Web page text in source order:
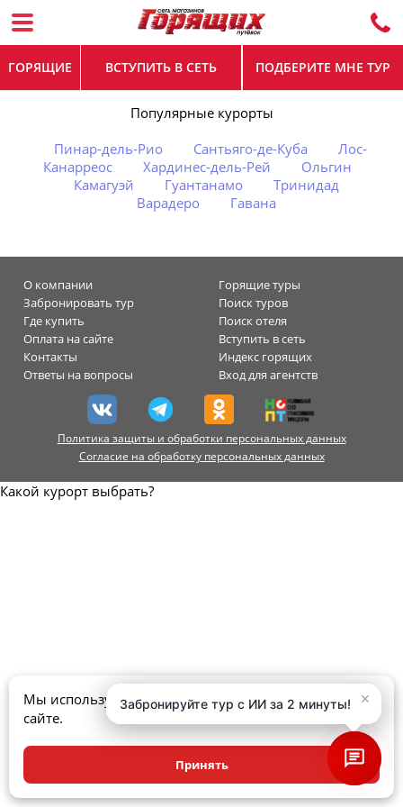
ГОРЯЩИЕ ВСТУПИТЬ В СЕТЬ ПОДБЕРИТЕ МНЕ ТУР
Популярные курорты
Пинар-дель-Рио
Сантьяго-де-Куба
Лос-
Канарреос
Хардинес-дель-Рей
Ольгин
Камагуэй
Гуантанамо
Тринидад
Варадеро
Гавана
О компании
Горящие туры
Забронировать тур
Поиск туров
Где купить
Поиск отеля
Оплата на сайте
Вступить в сеть
Контакты
Индекс горящих
Ответы на вопросы
Вход для агентств
Политика защиты и обработки персональных данных
Согласие на обработку персональных данных
Мы используем куки, чтобы улучшить ваш опыт на
сайте.
Принять
×
Забронируйте тур с ИИ за 2 минуты! ×
Забронируйте тур с ИИ за 2 минуты!
Какой курорт выбрать?